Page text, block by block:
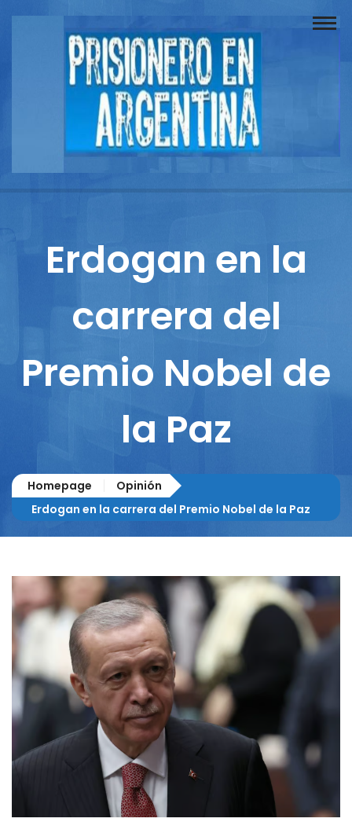
Buscador
Documentos
Reportajes
Erdogan en la
carrera del
Premio Nobel de
la Paz
Homepage
Opinión
Erdogan en la carrera del Premio Nobel de la Paz